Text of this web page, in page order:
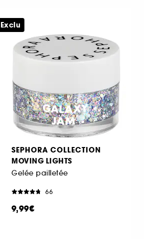
SEPHORA COLLECTION
MOVING LIGHTS
Gelée pailletée
66
9,99€
Exclu